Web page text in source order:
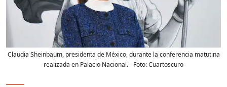
Claudia Sheinbaum, presidenta de México, durante la conferencia matutina
realizada en Palacio Nacional.- Foto:Cuartoscuro